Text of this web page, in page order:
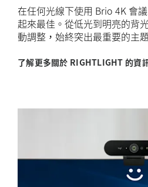
在任何光線下使用 Brio 4K 會
起來最佳。從低光到明亮的背
動調整，始終突出最重要的主
了解更多關於 RIGHTLIGHT 的資